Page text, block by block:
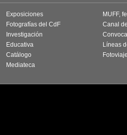
Exposiciones
Fotografías del CdF
Investigación
Educativa
Catálogo
Mediateca
MUFF,
Canal
Líneas